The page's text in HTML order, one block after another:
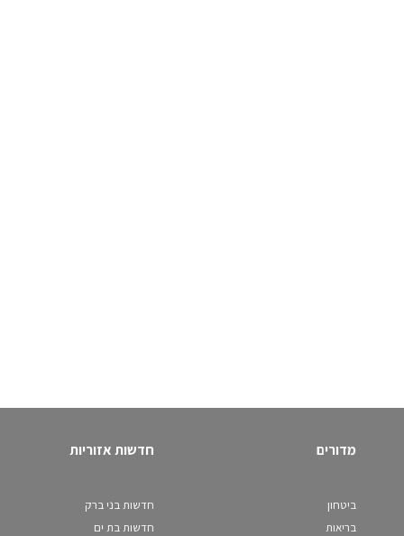
מדורים
ביטחון
בריאות
חדשות אזוריות
חדשות בני ברק
חדשות בת ים